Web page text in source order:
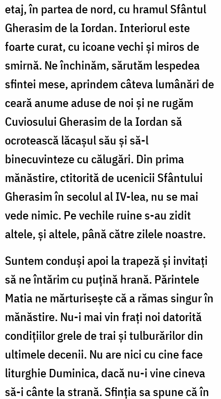
etaj, în partea de nord, cu hramul Sfântul
Gherasim de la Iordan. Interiorul este
foarte curat, cu icoane vechi și miros de
smirnă. Ne închinăm, sărutăm lespedea
sfintei mese, aprindem câteva lumânări de
ceară anume aduse de noi și ne rugăm
Cuviosului Gherasim de la Iordan să
ocrotească lăcașul său și să-l
binecuvinteze cu călugări. Din prima
mănăstire, ctitorită de ucenicii Sfântului
Gherasim în secolul al IV-lea, nu se mai
vede nimic. Pe vechile ruine s-au zidit
altele, și altele, până către zilele noastre.
Suntem conduși apoi la trapeză și invitați
să ne întărim cu puțină hrană. Părintele
Matia ne mărturisește că a rămas singur în
mănăstire. Nu-i mai vin frați noi datorită
condițiilor grele de trai și tulburărilor din
ultimele decenii. Nu are nici cu cine face
liturghie Duminica, dacă nu-i vine cineva
să-i cânte la strană. Sfinția sa spune că în